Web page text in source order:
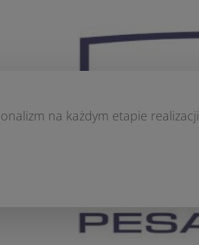
na każdym etapie realizacji